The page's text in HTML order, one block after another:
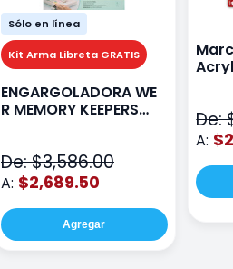
Sólo en línea
Kit Arma Libreta GRATIS
ENGARGOLADORA WE
R MEMORY KEEPERS
De: $3,586.00
A: $2,689.50
Agregar
De:
A: